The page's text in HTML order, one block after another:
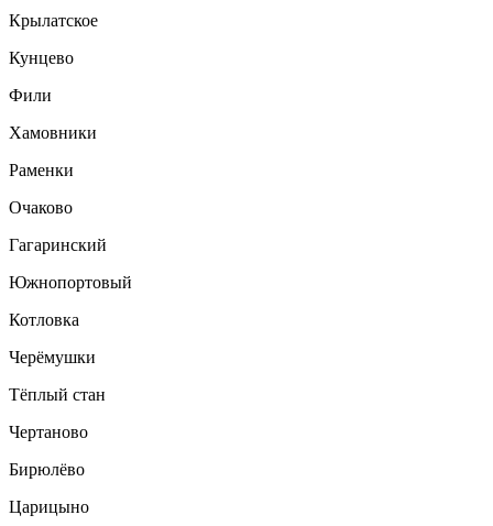
Крылатское
Кунцево
Фили
Хамовники
Раменки
Очаково
Гагаринский
Южнопортовый
Котловка
Черёмушки
Тёплый стан
Чертаново
Бирюлёво
Царицыно